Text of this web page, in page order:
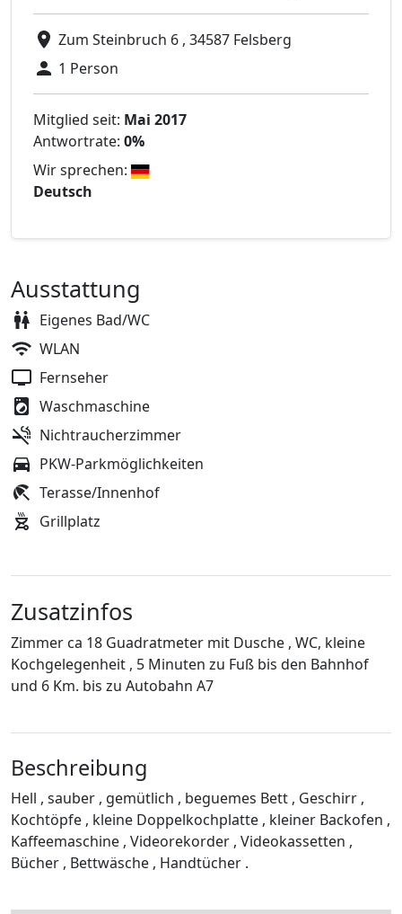
Zum Steinbruch 6 , 34587 Felsberg
1 Person
Mitglied seit: Mai 2017
Antwortrate: 0%
Wir sprechen:
Deutsch
Ausstattung
Eigenes Bad/WC
WLAN
Fernseher
Waschmaschine
Nichtraucherzimmer
PKW-Parkmöglichkeiten
Terasse/Innenhof
Grillplatz
Zusatzinfos
Zimmer ca 18 Guadratmeter mit Dusche , WC, kleine
Kochgelegenheit , 5 Minuten zu Fuß bis den Bahnhof
und 6 Km. bis zu Autobahn A7
Beschreibung
Hell , sauber , gemütlich , beguemes Bett , Geschirr ,
Kochtöpfe , kleine Doppelkochplatte , kleiner Backofen ,
Kaffeemaschine , Videorekorder , Videokassetten ,
Bücher , Bettwäsche , Handtücher .